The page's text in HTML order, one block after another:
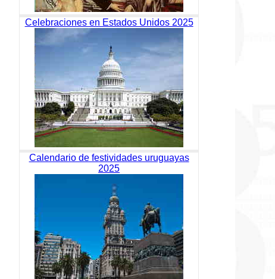
Celebraciones en Estados Unidos 2025
Calendario de festividades uruguayas
2025